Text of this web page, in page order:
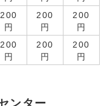
200
円
200
円
200
円
200
円
200
円
200
円